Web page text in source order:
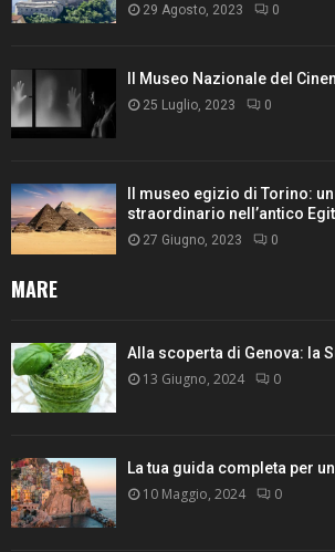
29 Agosto, 2023 0
Il Museo Nazionale del
25 Luglio, 2023 0
Il museo egizio di Torino:
straordinario nell’antico
27 Giugno, 2023 0
MARE
Alla scoperta di Genova: la
13 Giugno, 2024 0
La tua guida completa per
10 Maggio, 2024 0